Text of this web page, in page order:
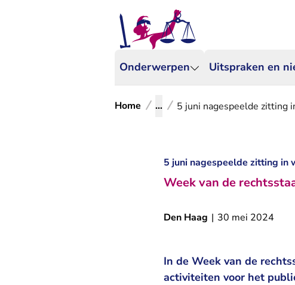
Onderwerpen Uitspraken en
Home ... 5 juni nagespeelde zitting
5 juni nagespeelde zitting in
Week van de
Den Haag | 30 mei 2024
In de Week van de
activiteiten voor het